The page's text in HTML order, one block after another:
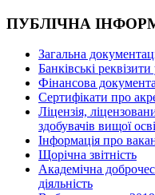
ПУБЛІЧНА
Загальна
Банківські
Фінансова
Сертифікати про
Ліцензія,
здобувачів вищої
Інформація про
Щорічна звітність
Академічна
діяльність